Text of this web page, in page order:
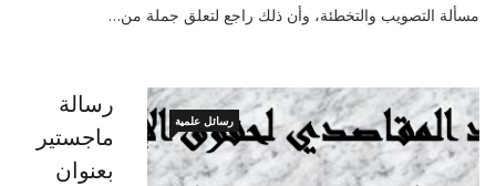
مسألة التصويب والتخطئة، وأن ذلك راجع لتعلق جملة من…
رسائل علمية
رسالة
ماجستير
بعنوان